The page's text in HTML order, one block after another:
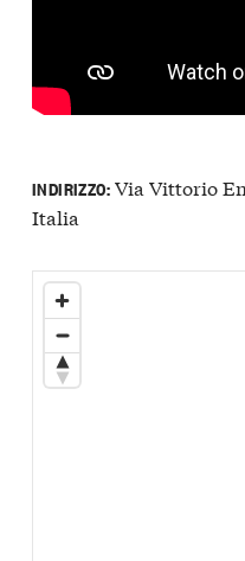
INDIRIZZO:Via Vittorio
Italia